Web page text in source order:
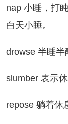
小睡，打盹
白天小睡。
半睡半醒
表示休
躺着休息